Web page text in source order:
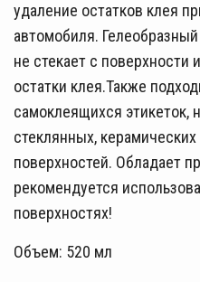
удаление остатков клея
автомобиля.
не стекает с поверхности
остатки клея.Также
самоклеящихся этикеток,
стеклянных,
поверхностей. Обладает
рекомендуется
поверхностях!
Объем: 520 мл